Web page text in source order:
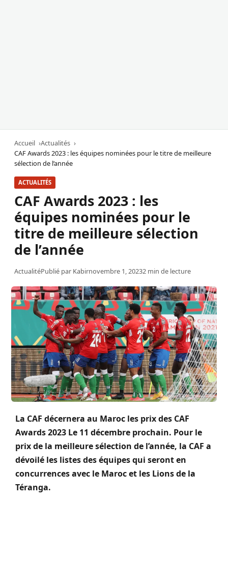
Accueil
Actualités
CAF Awards 2023 : les équipes nominées pour le titre de meilleure
sélection de l’année
ACTUALITÉS
CAF Awards 2023 : les
équipes nominées pour le
titre de meilleure sélection
de l’année
ActualitéPublié par Kabirnovembre 1, 20232 min de lecture
La CAF décernera au Maroc les prix des CAF
Awards 2023 Le 11 décembre prochain. Pour le
prix de la meilleure sélection de l’année, la CAF a
dévoilé les listes des équipes qui seront en
concurrences avec le Maroc et les Lions de la
Téranga.